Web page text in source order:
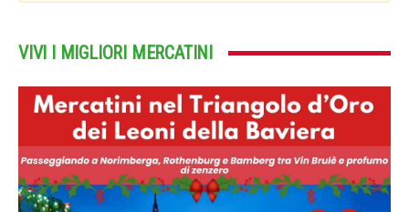
VIVI I MIGLIORI MERCATINI